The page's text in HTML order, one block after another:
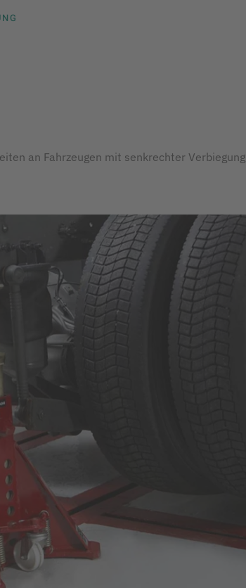
an Fahrzeugen mit senkrechter Verbiegung